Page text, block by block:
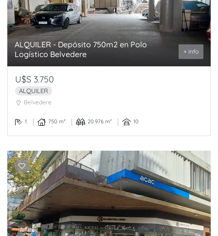
ALQUILER - Depósito 750m2 en Polo
Logístico Belvedere
+ Info
U$S 3.750
ALQUILER
Belvedere
1 750 m² 20.976 m² 10